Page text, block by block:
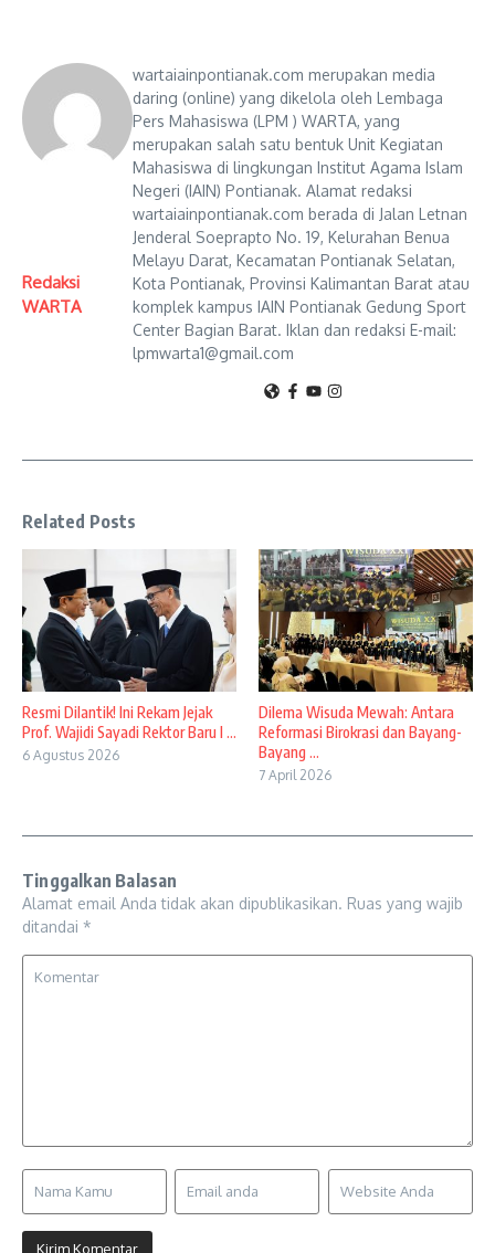
Redaksi
WARTA
wartaiainpontianak.com merupakan media
daring (online) yang dikelola oleh Lembaga
Pers Mahasiswa (LPM ) WARTA, yang
merupakan salah satu bentuk Unit Kegiatan
Mahasiswa di lingkungan Institut Agama Islam
Negeri (IAIN) Pontianak. Alamat redaksi
wartaiainpontianak.com berada di Jalan Letnan
Jenderal Soeprapto No. 19, Kelurahan Benua
Melayu Darat, Kecamatan Pontianak Selatan,
Kota Pontianak, Provinsi Kalimantan Barat atau
komplek kampus IAIN Pontianak Gedung Sport
Center Bagian Barat. Iklan dan redaksi E-mail:
lpmwarta1@gmail.com
Related Posts
Resmi Dilantik! Ini Rekam Jejak
Prof. Wajidi Sayadi Rektor Baru I ...
6 Agustus 2026
Dilema Wisuda Mewah: Antara
Reformasi Birokrasi dan Bayang-
Bayang ...
7 April 2026
Tinggalkan Balasan
Alamat email Anda tidak akan dipublikasikan. Ruas yang wajib
ditandai *